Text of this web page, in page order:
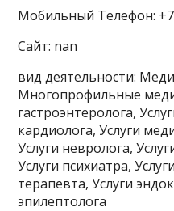
Мобильный Телефон:
Сайт: nan
вид деятельности:
Многопрофильные
гастроэнтеролога,
кардиолога, Услуги
Услуги невролога,
Услуги психиатра,
терапевта, Услуги
эпилептолога